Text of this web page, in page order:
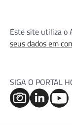
Este site utiliza o
seus dados em
SIGA O PORTAL